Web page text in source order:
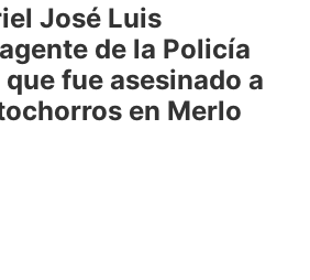
José Luis
de la Policía
fue asesinado a
en Merlo